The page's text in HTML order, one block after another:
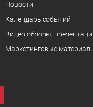
Новости
Календарь событий
Видео обзоры,
Маркетинговые